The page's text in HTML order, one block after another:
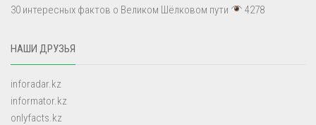
30 интересных фактов о Великом Шёлковом пути
4278
НАШИ ДРУЗЬЯ
inforadar.kz
informator.kz
onlyfacts.kz